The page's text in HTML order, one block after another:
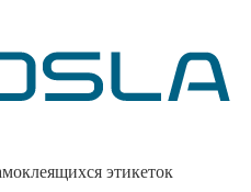
этикеток